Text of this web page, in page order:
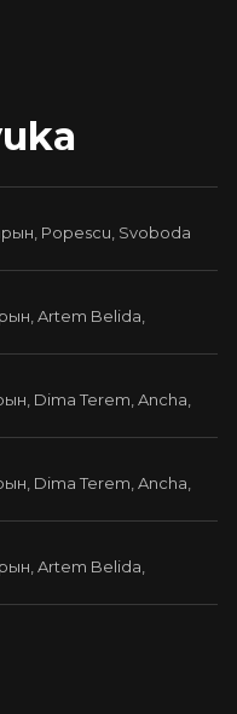
Popescu, Svoboda
Artem Belida,
Dima Terem, Ancha,
Dima Terem, Ancha,
Artem Belida,